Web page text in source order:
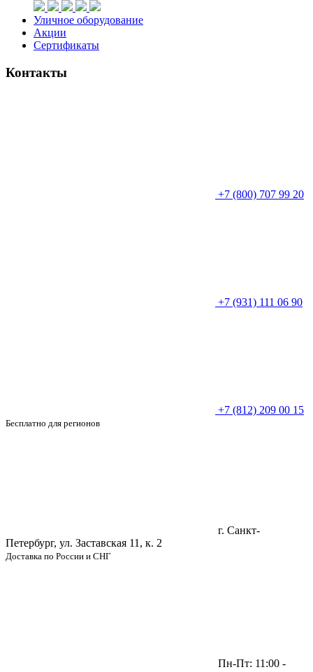
Уличное оборудование
Акции
Сертификаты
Контакты
+7 (800) 707 99 20
+7 (931) 111 06 90
+7 (812) 209 00 15
Бесплатно для регионов
г. Санкт-
Петербург, ул. Заставская 11, к. 2
Доставка по России и СНГ
Пн-Пт: 11:00 -